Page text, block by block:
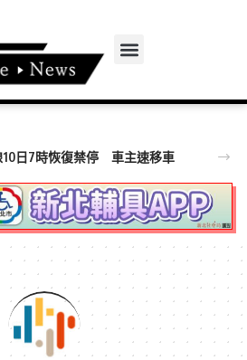
10日7時恢復禁停 車主速移車